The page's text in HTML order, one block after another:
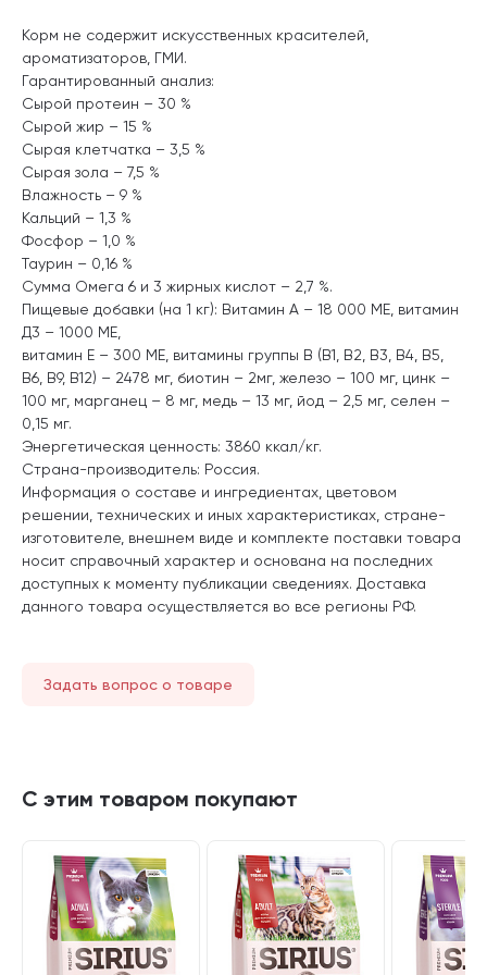
Корм не содержит искусственных красителей,
ароматизаторов, ГМИ.
Гарантированный анализ:
Сырой протеин – 30 %
Сырой жир – 15 %
Сырая клетчатка – 3,5 %
Сырая зола – 7,5 %
Влажность – 9 %
Кальций – 1,3 %
Фосфор – 1,0 %
Таурин – 0,16 %
Сумма Омега 6 и 3 жирных кислот – 2,7 %.
Пищевые добавки (на 1 кг): Витамин А – 18 000 МЕ, витамин
Д3 – 1000 МЕ,
витамин Е – 300 МЕ, витамины группы В (В1, В2, В3, В4, В5,
В6, В9, В12) – 2478 мг, биотин – 2мг, железо – 100 мг, цинк –
100 мг, марганец – 8 мг, медь – 13 мг, йод – 2,5 мг, селен –
0,15 мг.
Энергетическая ценность: 3860 ккал/кг.
Страна-производитель: Россия.
Информация о составе и ингредиентах, цветовом
решении, технических и иных характеристиках, стране-
изготовителе, внешнем виде и комплекте поставки товара
носит справочный характер и основана на последних
доступных к моменту публикации сведениях. Доставка
данного товара осуществляется во все регионы РФ.
Задать вопрос о товаре
С этим товаром покупают